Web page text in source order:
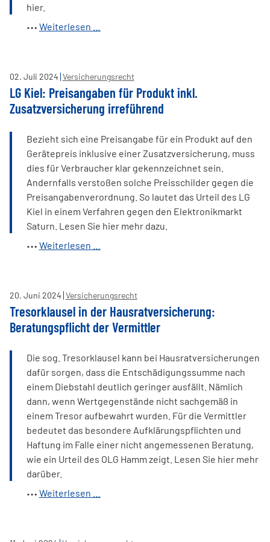
hier.
Weiterlesen …
02. Juli 2024 Versicherungsrecht
LG Kiel: Preisangaben für Produkt inkl.
Zusatzversicherung irreführend
Bezieht sich eine Preisangabe für ein Produkt auf den
Gerätepreis inklusive einer Zusatzversicherung, muss
dies für Verbraucher klar gekennzeichnet sein.
Andernfalls verstoßen solche Preisschilder gegen die
Preisangabenverordnung. So lautet das Urteil des LG
Kiel in einem Verfahren gegen den Elektronikmarkt
Saturn. Lesen Sie hier mehr dazu.
Weiterlesen …
Produkt
inkl.
Zusatzversicherung
20. Juni 2024 Versicherungsrecht
Tresorklausel in der Hausratversicherung:
Beratungspflicht der Vermittler
Die sog. Tresorklausel kann bei Hausratversicherungen
dafür sorgen, dass die Entschädigungssumme nach
einem Diebstahl deutlich geringer ausfällt. Nämlich
dann, wenn Wertgegenstände nicht sachgemäß in
einem Tresor aufbewahrt wurden. Für die Vermittler
bedeutet das besondere Aufklärungspflichten und
Haftung im Falle einer nicht angemessenen Beratung,
wie ein Urteil des OLG Hamm zeigt. Lesen Sie hier mehr
darüber.
Weiterlesen …